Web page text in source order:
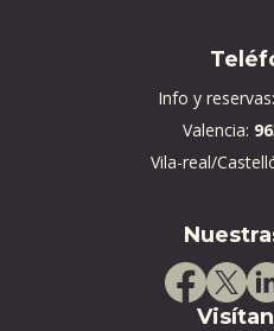
Info y reservas:
Valencia:
Vila-real/